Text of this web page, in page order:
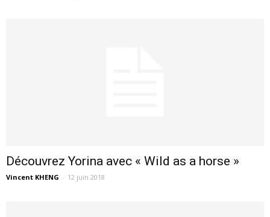
Découvrez Yorina avec « Wild as a horse »
Vincent KHENG - 12 juin 2018